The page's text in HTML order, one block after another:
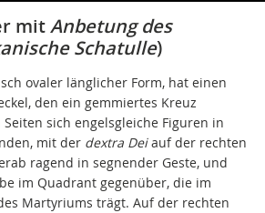
mit Anbetung des
Schatulle)
ovaler länglicher Form, hat einen
den ein gemmiertes Kreuz
sich engelsgleiche Figuren in
mit der dextra Deiauf der rechten
ragend in segnender Geste, und
im Quadrant gegenüber, die im
Martyriums trägt. Auf der rechten